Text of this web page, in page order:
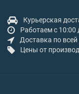
Курьерская
Работаем с 10:00
Доставка по всей
Цены от